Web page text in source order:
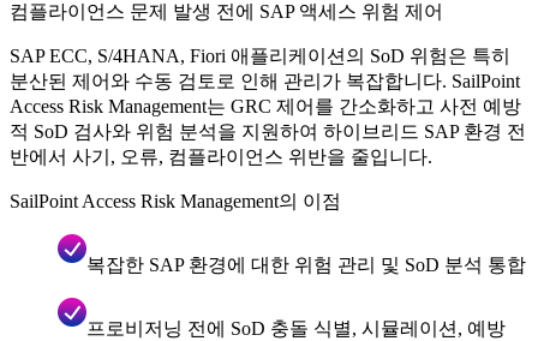
컴플라이언스 문제 발생 전에 SAP 액세스 위험 제어
SAP ECC, S/4HANA, Fiori 애플리케이션의 SoD 위험은 특히
분산된 제어와 수동 검토로 인해 관리가 복잡합니다. SailPoint
Access Risk Management는 GRC 제어를 간소화하고 사전 예방
적 SoD 검사와 위험 분석을 지원하여 하이브리드 SAP 환경 전
반에서 사기, 오류, 컴플라이언스 위반을 줄입니다.
SailPoint Access Risk Management의 이점
복잡한 SAP 환경에 대한 위험 관리 및 SoD 분석 통합
프로비저닝 전에 SoD 충돌 식별, 시뮬레이션, 예방